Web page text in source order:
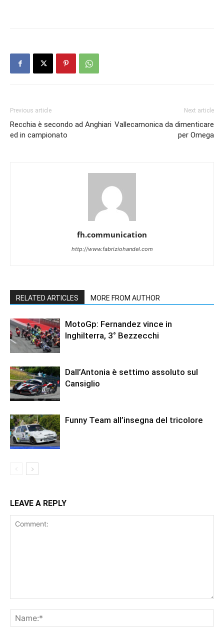
Previous article
Recchia è secondo ad Anghiari
ed in campionato
Next article
Vallecamonica da dimenticare
per Omega
fh.communication
http://www.fabriziohandel.com
RELATED ARTICLES MORE FROM AUTHOR
MotoGp: Fernandez vince in
Inghilterra, 3° Bezzecchi
Dall’Antonia è settimo assoluto sul
Cansiglio
Funny Team all’insegna del tricolore
LEAVE A REPLY